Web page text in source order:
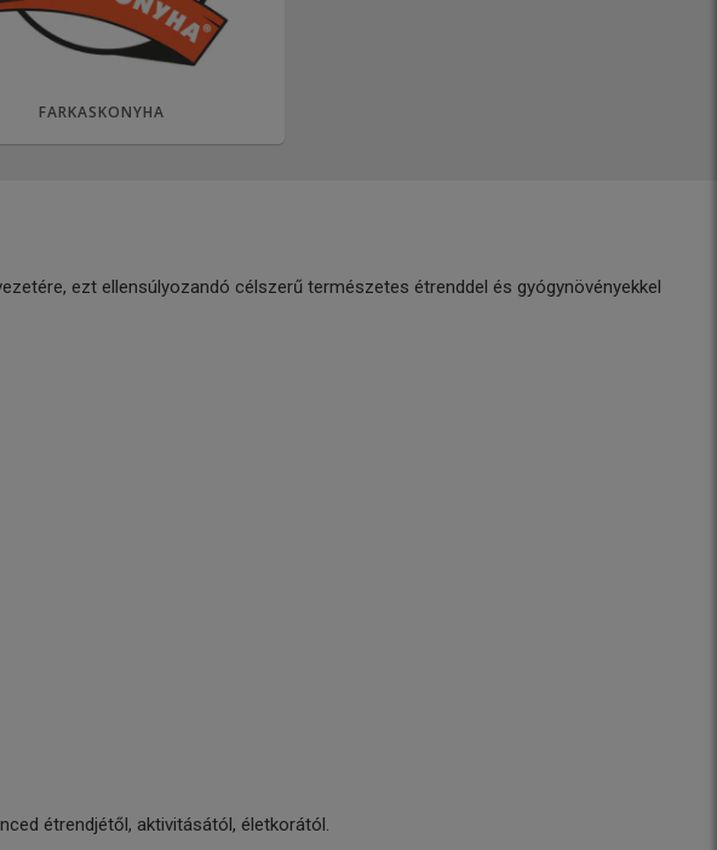
FARKASKONYHA
ezt ellensúlyozandó célszerű természetes étrenddel és gyógynövényekkel
étrendjétől, aktivitásától, életkorától.